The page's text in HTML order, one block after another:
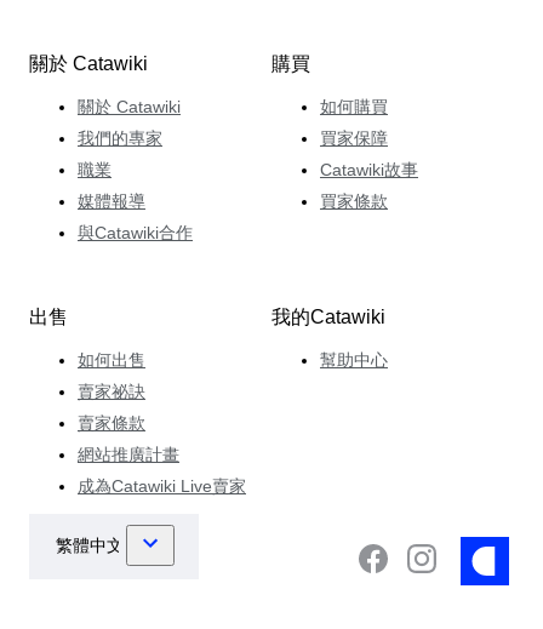
關於 Catawiki
關於 Catawiki
我們的專家
職業
媒體報導
與Catawiki合作
購買
如何購買
買家保障
Catawiki故事
買家條款
出售
如何出售
賣家祕訣
賣家條款
網站推廣計畫
成為Catawiki Live賣家
我的Catawiki
幫助中心